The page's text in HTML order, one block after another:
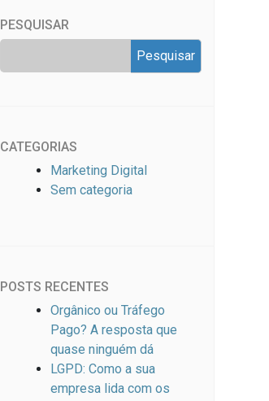
PESQUISAR
CATEGORIAS
Marketing Digital
Sem categoria
POSTS RECENTES
Orgânico ou Tráfego
Pago? A resposta que
quase ninguém dá
LGPD: Como a sua
empresa lida com os